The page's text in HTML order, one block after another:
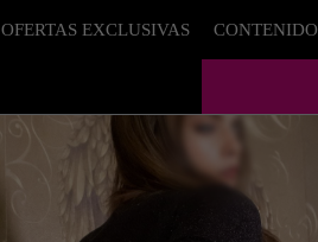
OFERTAS EXCLUSIVAS CONTENIDO